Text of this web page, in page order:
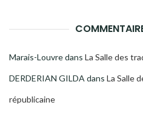
Marais-Louvredans La Salle des
DERDERIAN GILDA dans La Salle
républicaine